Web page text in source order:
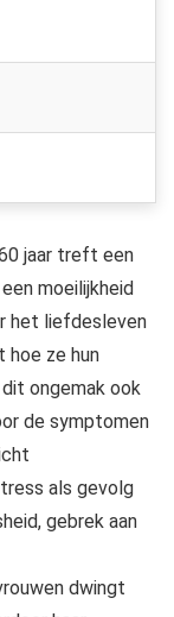
jaar treft een
moeilijkheid
het liefdesleven
hoe ze hun
ongemak ook
de symptomen
als gevolg
gebrek aan
dwingt